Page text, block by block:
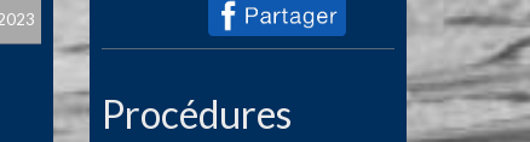
Procédures